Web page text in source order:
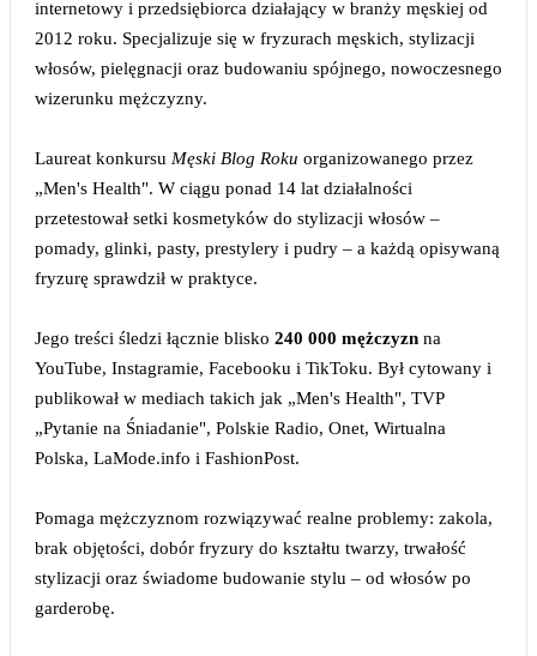
internetowy i przedsiębiorca działający w branży męskiej od
2012 roku. Specjalizuje się w fryzurach męskich, stylizacji
włosów, pielęgnacji oraz budowaniu spójnego, nowoczesnego
wizerunku mężczyzny.
Laureat konkursu Męski Blog Roku organizowanego przez
„Men's Health". W ciągu ponad 14 lat działalności
przetestował setki kosmetyków do stylizacji włosów –
pomady, glinki, pasty, prestylery i pudry – a każdą opisywaną
fryzurę sprawdził w praktyce.
Jego treści śledzi łącznie blisko 240 000 mężczyzn na
YouTube, Instagramie, Facebooku i TikToku. Był cytowany i
publikował w mediach takich jak „Men's Health", TVP
„Pytanie na Śniadanie", Polskie Radio, Onet, Wirtualna
Polska, LaMode.info i FashionPost.
Pomaga mężczyznom rozwiązywać realne problemy: zakola,
brak objętości, dobór fryzury do kształtu twarzy, trwałość
stylizacji oraz świadome budowanie stylu – od włosów po
garderobę.